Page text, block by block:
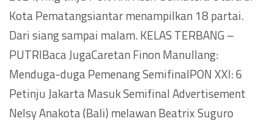
Kota Pematangsiantar menampilkan 18 partai.
Dari siang sampai malam. KELAS TERBANG –
PUTRIBaca JugaCaretan Finon Manullang:
Menduga-duga Pemenang SemifinalPON XXI: 6
Petinju Jakarta Masuk Semifinal Advertisement
Nelsy Anakota (Bali) melawan Beatrix Suguro